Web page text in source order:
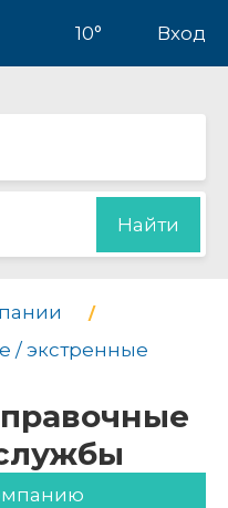
10° Вход
Найти
/ экстренные